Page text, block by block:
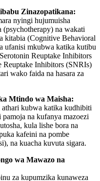
Zinazopatikana:
nyingi hujumuisha
na wakati
kitabia (Cognitive Behavioral
ufanisi mkubwa katika kutibu
Reuptake Inhibitors
Reuptake Inhibitors (SNRIs)
wako faida na hasara za
Mtindo wa Maisha:
kubwa katika kudhibiti
na kufanya mazoezi
kula lishe bora na
kafeini na pombe
na kuacha kuvuta sigara.
wa Mawazo na
za kupumzika kunaweza